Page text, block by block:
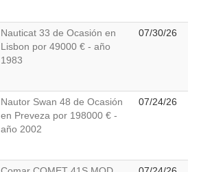
Nauticat 33 de Ocasión en
Lisbon por 49000 € - año
1983
07/30/26
Nautor Swan 48 de Ocasión
en Preveza por 198000 € -
año 2002
07/24/26